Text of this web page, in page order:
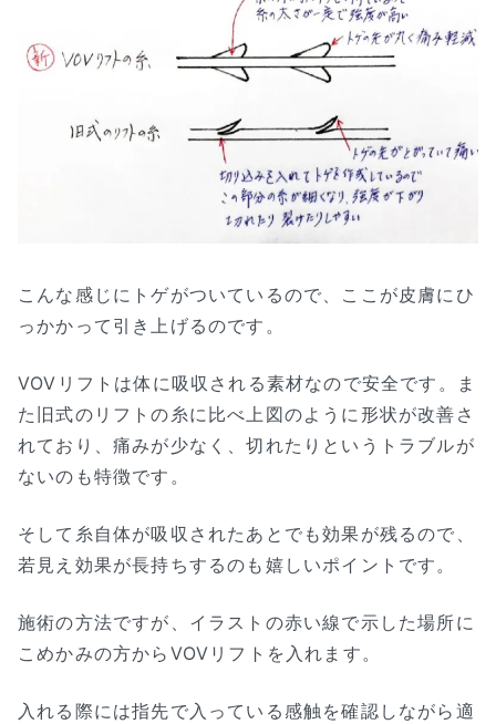
こんな感じにトゲがついているので、ここが皮膚にひ
っかかって引き上げるのです。
VOVリフトは体に吸収される素材なので安全です。ま
た旧式のリフトの糸に比べ上図のように形状が改善さ
れており、痛みが少なく、切れたりというトラブルが
ないのも特徴です。
そして糸自体が吸収されたあとでも効果が残るので、
若見え効果が長持ちするのも嬉しいポイントです。
施術の方法ですが、イラストの赤い線で示した場所に
こめかみの方からVOVリフトを入れます。
入れる際には指先で入っている感触を確認しながら適